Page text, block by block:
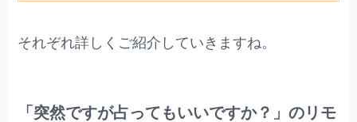
それぞれ詳しくご紹介していきますね。
「突然ですが占ってもいいですか？」のリモ